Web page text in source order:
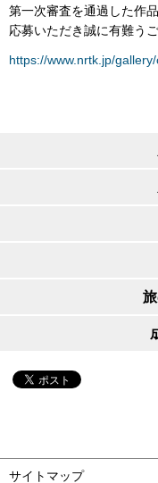
第一次審査を通過した作
応募いただき誠に有難う
https://www.nrtk.jp/
サイトマップ